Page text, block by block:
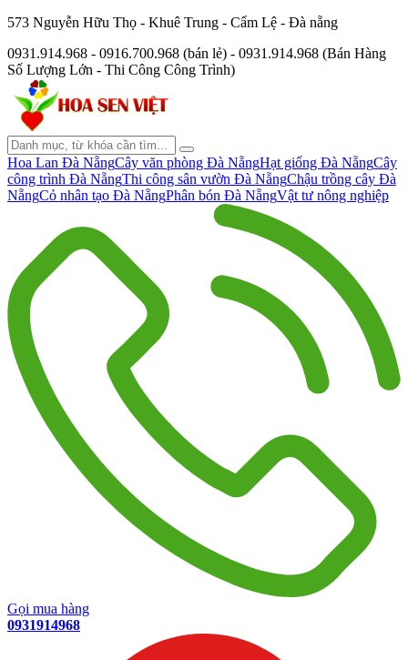
573 Nguyễn Hữu Thọ - Khuê Trung - Cẩm Lệ - Đà nẵng
0931.914.968 - 0916.700.968 (bán lẻ) - 0931.914.968 (Bán Hàng
Số Lượng Lớn - Thi Công Công Trình)
Hoa Lan Đà NẵngCây văn phòng Đà NẵngHạt giống Đà NẵngCây
công trình Đà NẵngThi công sân vườn Đà NẵngChậu trồng cây Đà
NẵngCỏ nhân tạo Đà NẵngPhân bón Đà NẵngVật tư nông nghiệp
Gọi mua hàng
0931914968